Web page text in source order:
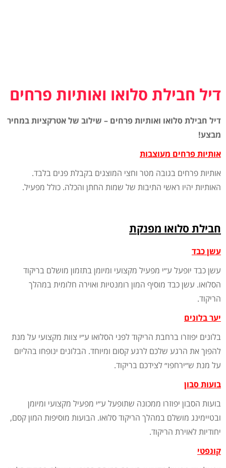
דיל חבילת סלואו ואותיות פרחים
דיל חבילת סלואו ואותיות פרחים – שילוב של אטרקציות במחיר
מבצע!
אותיותפרחים מעוצבות
אותיותפרחים בגובה מטר וחצי המוצגים בקבלתפנים בלבד.
האותיות יהיו ראשי התיבות של שמות החתן והכלה. כולל מפעיל.
חבילת סלואו מפנקת
עשןכבד
עשןכבד יופעל ע״י מפעיל מקצועי ומיומןבתזמון מושלם בריקוד
הסלואו. עשןכבד מוסיף המון רומנטיות ואוירה חלומיתבמהלך
הריקוד.
יערבלונים
בלונים יפוזרו ברחבת הריקודלפני הסלואו ע״י צוות מקצועי על מנת
להפוךאת הרגע שלכם לרגעקסום ומיוחד. הבלונים ינופחו בהליום
על מנת ש״ירחפו״לצידכם בריקוד.
בועותסבון
בועות הסבון יפוזרו ממכונה שתופעל ע״י מפעיל מקצועי ומיומן
ובטיימינג מושלם במהלך הריקודסלואו. הבועות מוסיפות המוןקסם,
יחודיותלאוירת הריקוד.
קונפטי